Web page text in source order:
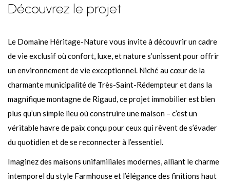
Découvrez le projet
Le Domaine Héritage-Nature vous invite à découvrir un cadre
de vie exclusif où confort, luxe, et nature s’unissent pour offrir
un environnement de vie exceptionnel. Niché au cœur de la
charmante municipalité de Très-Saint-Rédempteur et dans la
magnifique montagne de Rigaud, ce projet immobilier est bien
plus qu’un simple lieu où construire une maison – c’est un
véritable havre de paix conçu pour ceux qui rêvent de s’évader
du quotidien et de se reconnecter à l’essentiel.
Imaginez des maisons unifamiliales modernes, alliant le charme
intemporel du style Farmhouse et l’élégance des finitions haut